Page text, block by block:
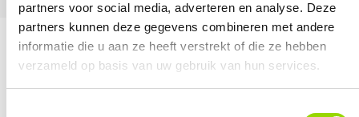
partners voor social media, adverteren en analyse. Deze
partners kunnen deze gegevens combineren met andere
informatie die u aan ze heeft verstrekt of die ze hebben
verzameld op basis van uw gebruik van hun services.